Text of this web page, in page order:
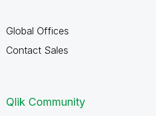
Global Offices
Contact Sales
Qlik Community